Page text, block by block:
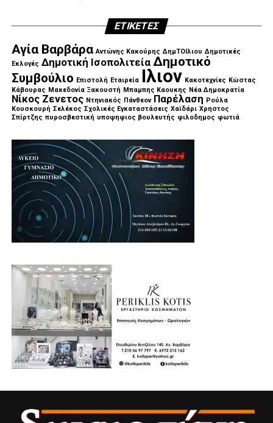
ΕΤΙΚΈΤΕΣ
Αγία Βαρβάρα Αντώνης Κακούρης ΔημΤΟΙλιου Δημοτικές
Εκλογές Δημοτική Ισοπολιτεία Δημοτικό
Συμβούλιο Επιστολή Εταιρεία Ιλιον Κακοτεχνίες Κώστας
Κάβουρας Μακεδονία Ξακουστή Μπαμπης Καουκης Νέα Δημοκρατία
Νίκος Ζενετος Ντηνιακός Πάνθεον Παρέλαση Ρούλα
Κουσκουρή Σελέκος Σχολικές Εγκαταστάσεις Χαϊδάρι Χρηστος
Σπίρτζης πυροσβεστική υποψηφιος βουλευτής φιλοδημος φωτιά